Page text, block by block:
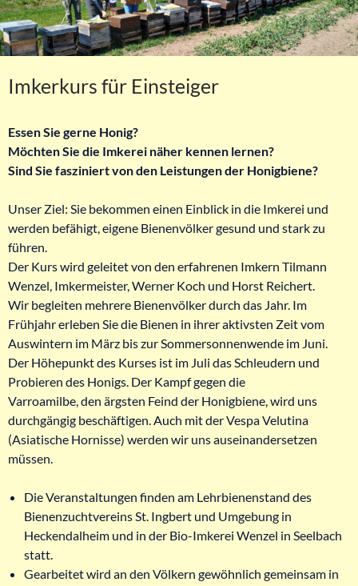
Imkerkurs für Einsteiger
Essen Sie gerne Honig?
Möchten Sie die Imkerei näher kennen lernen?
Sind Sie fasziniert von den Leistungen der Honigbiene?
Unser Ziel: Sie bekommen einen Einblick in die Imkerei und
werden befähigt, eigene Bienenvölker gesund und stark zu
führen.
Der Kurs wird geleitet von den erfahrenen Imkern Tilmann
Wenzel, Imkermeister, Werner Koch und Horst Reichert.
Wir begleiten mehrere Bienenvölker durch das Jahr. Im
Frühjahr erleben Sie die Bienen in ihrer aktivsten Zeit vom
Auswintern im März bis zur Sommersonnenwende im Juni.
Der Höhepunkt des Kurses ist im Juli das Schleudern und
Probieren des Honigs. Der Kampf gegen die
Varroamilbe, den ärgsten Feind der Honigbiene, wird uns
durchgängig beschäftigen. Auch mit der Vespa Velutina
(Asiatische Hornisse) werden wir uns auseinandersetzen
müssen.
Die Veranstaltungen finden am Lehrbienenstand des
Bienenzuchtvereins St. Ingbert und Umgebung in
Heckendalheim und in der Bio-Imkerei Wenzel in Seelbach
statt.
Gearbeitet wird an den Völkern gewöhnlich gemeinsam in